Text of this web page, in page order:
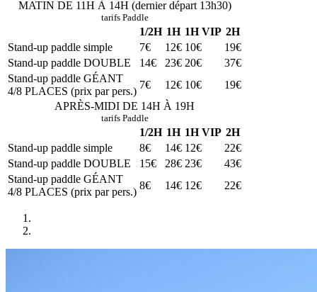
MATIN DE 11H À 14H (dernier départ 13h30)
tarifs Paddle
1/2H 1H 1H VIP 2H
Stand-up paddle simple
7€ 12€ 10€
19€
Stand-up paddle DOUBLE
14€ 23€ 20€
37€
Stand-up paddle GÉANT
4/8 PLACES (prix par pers.)
7€ 12€ 10€
19€
APRÈS-MIDI DE 14H À 19H
tarifs Paddle
1/2H 1H 1H VIP 2H
Stand-up paddle simple
8€ 14€ 12€
22€
Stand-up paddle DOUBLE
15€ 28€ 23€
43€
Stand-up paddle GÉANT
4/8 PLACES (prix par pers.)
8€ 14€ 12€ 22€